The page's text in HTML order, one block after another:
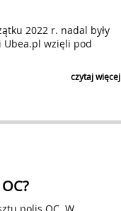
2022 r. nadal były
Ubea.pl wzięli pod
czytaj więcej